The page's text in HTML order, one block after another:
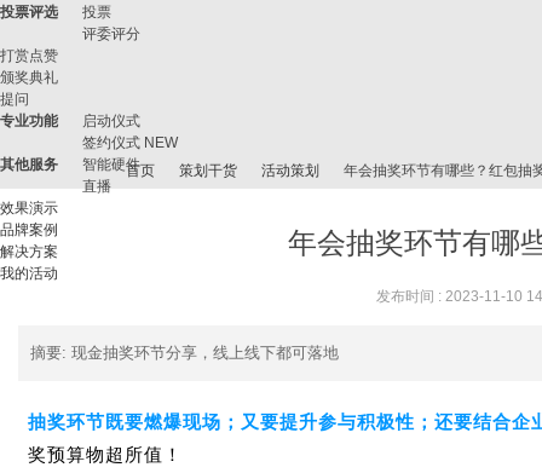
投票评选
投票
评委评分
打赏点赞
颁奖典礼
提问
专业功能
启动仪式
签约仪式 NEW
其他服务
智能硬件
直播
效果演示
品牌案例
解决方案
我的活动
首页 策划干货 活动策划 年会抽奖环节有哪些？红包抽
年会抽奖环节有哪
发布时间 : 2023-11-10
摘要: 现金抽奖环节分享，线上线下都可落地
抽奖环节既要燃爆现场；又要提升参与积极性；还要结合企
奖预算物超所值！